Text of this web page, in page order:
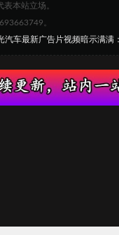
本站立场。
。
汽车最新广告片视频暗示满满